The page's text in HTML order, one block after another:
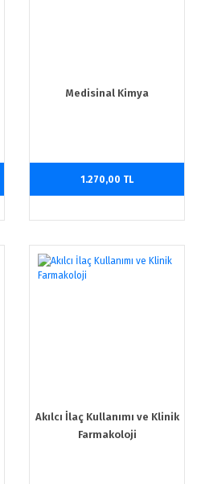
Medisinal Kimya
1.270,00 TL
Akılcı İlaç Kullanımı ve Klinik
Farmakoloji